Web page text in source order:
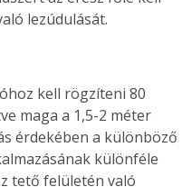
lezúdulását.
kell rögzíteni 80
maga a 1,5-2 méter
érdekében a különböző
különféle
tető felületén való